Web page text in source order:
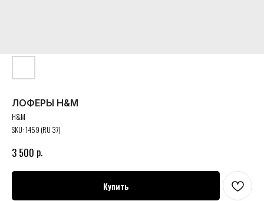
ЛОФЕРЫ H&M
H&M
SKU:1459 (RU 37)
3 500 р.
Купить